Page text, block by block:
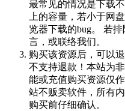
最常见的情况是下载
上的容量，若小于网
览器下载的bug。 若
言，或联络我们。
购买该资源后，可以
不支持退款！本站为
能或充值购买资源仅
站不贩卖软件，所有
购买前仔细确认。